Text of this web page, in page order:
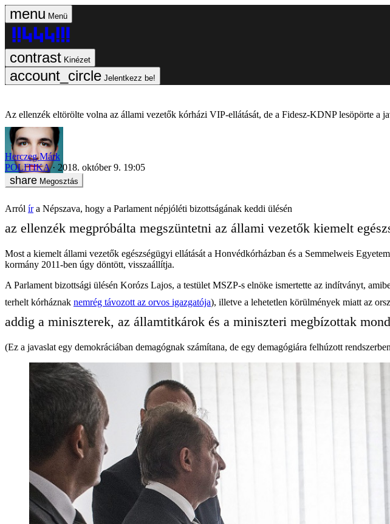
Menü
Kinézet
Jelentkezz be!
Az ellenzék eltörölte volna az állami vezetők kórházi VIP-ellátását, de a Fidesz-KDNP lesöpörte a
Herczeg Márk
POLITIKA
2018. október 9. 19:05
Megosztás
Arról íra Népszava, hogy a Parlament népjóléti bizottságának keddi ülésén
az ellenzék megpróbálta megszüntetni az állami vezetők kiemelt
Most a kiemelt állami vezetők egészségügyi ellátását a Honvédkórházban és a Semmelweis
kormány 2011-ben úgy döntött, visszaállítja.
A Parlament bizottsági ülésén Korózs Lajos, a testület MSZP-s elnöke ismertette az indítványt,
terhelt kórháznak nemrég távozott az orvos igazgatója), illetve a lehetetlen körülmények miatt az
addig a miniszterek, az államtitkárok és a miniszteri megbízottak
(Ez a javaslat egy demokráciában demagógnak számítana, de egy demagógiára felhúzott